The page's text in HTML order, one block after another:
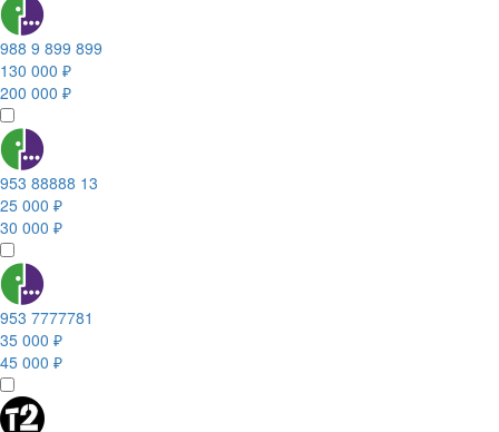
988 9 899 899
130 000 ₽
200 000 ₽
953 88888 13
25 000 ₽
30 000 ₽
953 7777781
35 000 ₽
45 000 ₽